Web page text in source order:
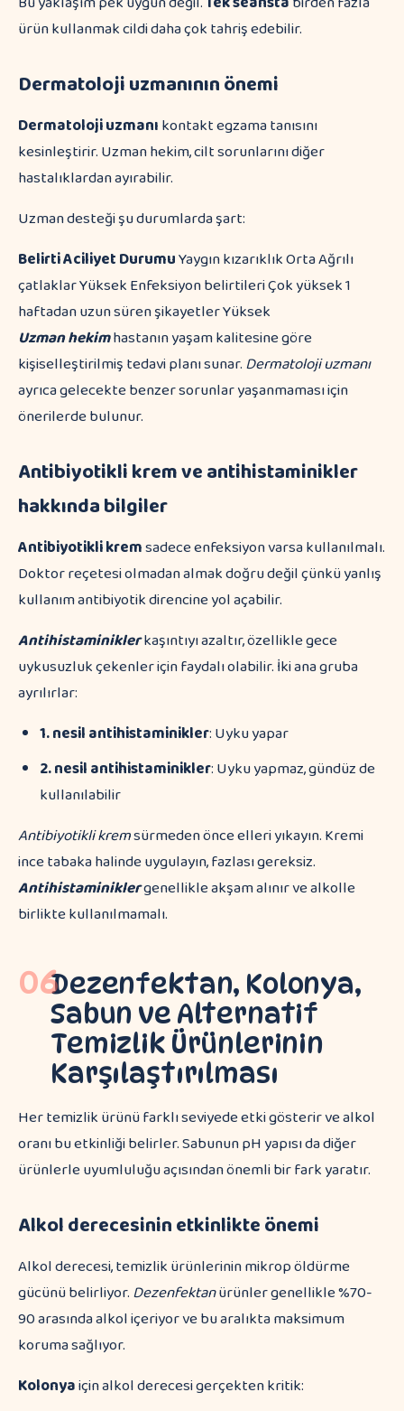
ürün kullanmak cildi daha çok tahriş edebilir.
Dermatoloji uzmanının önemi
Dermatoloji uzmanıkontakt egzama tanısını
kesinleştirir. Uzman hekim, cilt sorunlarını diğer
hastalıklardan ayırabilir.
Uzman desteği şu durumlarda şart:
BelirtiAciliyet DurumuYaygın kızarıklık Orta Ağrılı
çatlaklar Yüksek Enfeksiyon belirtileri Çok yüksek 1
haftadan uzun süren şikayetler Yüksek
Uzman hekimhastanın yaşam kalitesine göre
kişiselleştirilmiş tedavi planı sunar.Dermatoloji uzmanı
ayrıca gelecekte benzer sorunlar yaşanmaması için
önerilerde bulunur.
Antibiyotikli krem ve antihistaminikler
hakkında bilgiler
Antibiyotikli kremsadece enfeksiyon varsa kullanılmalı.
Doktor reçetesi olmadan almak doğru değil çünkü yanlış
kullanım antibiyotik direncine yol açabilir.
Antihistaminiklerkaşıntıyı azaltır, özellikle gece
uykusuzluk çekenler için faydalı olabilir. İki ana gruba
ayrılırlar:
1. nesil antihistaminikler: Uyku yapar
2. nesil antihistaminikler: Uyku yapmaz, gündüz de
kullanılabilir
Antibiyotikli kremsürmeden önce elleri yıkayın. Kremi
ince tabaka halinde uygulayın, fazlası gereksiz.
Antihistaminiklergenellikle akşam alınır ve alkolle
birlikte kullanılmamalı.
06Dezenfektan, Kolonya,
Sabun ve Alternatif
Temizlik Ürünlerinin
Karşılaştırılması
Her temizlik ürünü farklı seviyede etki gösterir ve alkol
oranı bu etkinliği belirler. Sabunun pH yapısı da diğer
ürünlerle uyumluluğu açısından önemli bir fark yaratır.
Alkol derecesinin etkinlikte önemi
Alkol derecesi, temizlik ürünlerinin mikrop öldürme
gücünü belirliyor.Dezenfektanürünler genellikle %70-
90 arasında alkol içeriyor ve bu aralıkta maksimum
koruma sağlıyor.
Kolonyaiçin alkol derecesi gerçekten kritik: